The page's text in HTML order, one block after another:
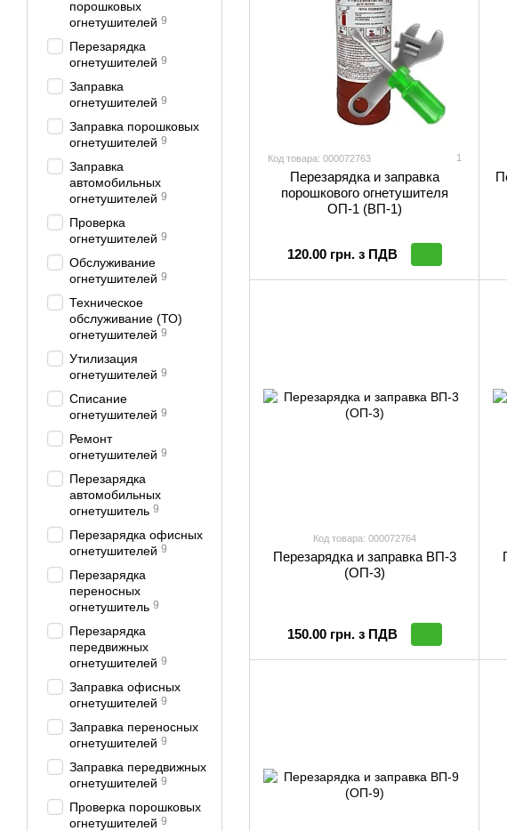
Код товара: 000072763 1
Перезарядка и заправка
порошкового огнетушителя
ОП-1 (ВП-1)
120.00 грн. з ПДВ
Код товара: 000072764
Перезарядка и заправка ВП-3
(ОП-3)
150.00 грн. з ПДВ
порошковых
огнетушителей 9
Перезарядка
огнетушителей 9
Заправка
огнетушителей 9
Заправка порошковых
огнетушителей 9
Заправка
автомобильных
огнетушителей 9
Проверка
огнетушителей 9
Обслуживание
огнетушителей 9
Техническое
обслуживание (ТО)
огнетушителей 9
Утилизация
огнетушителей 9
Списание
огнетушителей 9
Ремонт
огнетушителей 9
Перезарядка
автомобильных
огнетушитель 9
Перезарядка офисных
огнетушителей 9
Перезарядка
переносных
огнетушитель 9
Перезарядка
передвижных
огнетушителей 9
Заправка офисных
огнетушителей 9
Заправка переносных
огнетушителей 9
Заправка передвижных
огнетушителей 9
Проверка порошковых
огнетушителей 9